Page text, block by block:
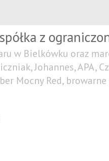
z
w Bielkówku oraz
Johannes, APA,
Mocny Red,